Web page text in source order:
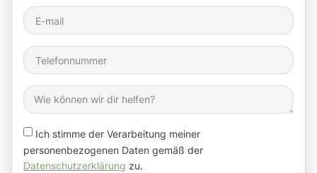
Ich stimme der Verarbeitung meiner
personenbezogenen Daten gemäß der
Datenschutzerklärung zu.